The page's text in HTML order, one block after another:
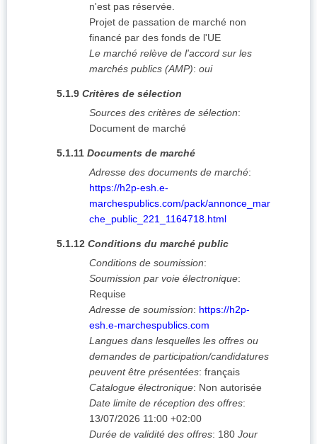
n'est pas réservée.
Projet de passation de marché non
financé par des fonds de l'UE
Le marché relève de l'accord sur les
marchés publics (AMP): oui
5.1.9 Critères de sélection
Sources des critères de sélection:
Document de marché
5.1.11 Documents de marché
Adresse des documents de marché:
https://h2p-esh.e-
marchespublics.com/pack/annonce_mar
che_public_221_1164718.html
5.1.12 Conditions du marché public
Conditions de soumission:
Soumission par voie électronique:
Requise
Adresse de soumission: https://h2p-
esh.e-marchespublics.com
Langues dans lesquelles les offres ou
demandes de participation/candidatures
peuvent être présentées: français
Catalogue électronique: Non autorisée
Date limite de réception des offres:
13/07/2026 11:00 +02:00
Durée de validité des offres: 180 Jour